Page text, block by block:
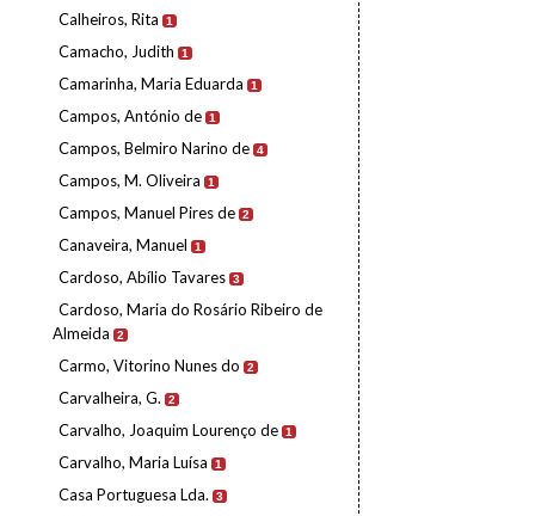
Calheiros, Rita 1
Camacho, Judith 1
Camarinha, Maria Eduarda 1
Campos, António de 1
Campos, Belmiro Narino de 4
Campos, M. Oliveira 1
Campos, Manuel Pires de 2
Canaveira, Manuel 1
Cardoso, Abílio Tavares 3
Cardoso, Maria do Rosário Ribeiro de
Almeida
2
Carmo, Vitorino Nunes do 2
Carvalheira, G. 2
Carvalho, Joaquim Lourenço de 1
Carvalho, Maria Luísa 1
Casa Portuguesa Lda. 3